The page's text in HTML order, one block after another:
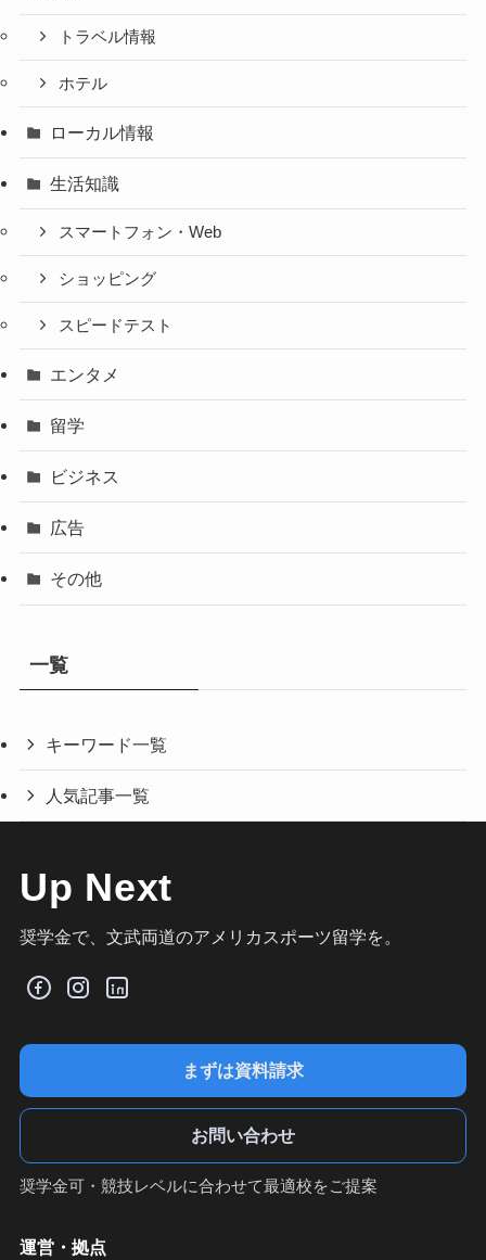
トラベル情報
ホテル
ローカル情報
生活知識
スマートフォン・Web
ショッピング
スピードテスト
エンタメ
留学
ビジネス
広告
その他
一覧
キーワード一覧
人気記事一覧
Up Next
奨学金で、文武両道のアメリカスポーツ留学を。
まずは資料請求
お問い合わせ
奨学金可・競技レベルに合わせて最適校をご提案
運営・拠点